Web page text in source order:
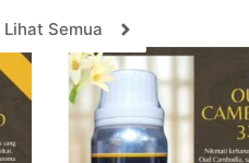
Lihat Semua